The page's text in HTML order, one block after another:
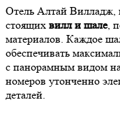
Отель Алтай Вилладж,
стоящих вилл и шале,
материалов. Каждое
обеспечивать
с панорамным видом
номеров утонченно
деталей.